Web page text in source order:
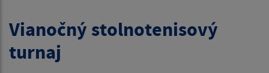
Vianočný stolnotenisový
turnaj